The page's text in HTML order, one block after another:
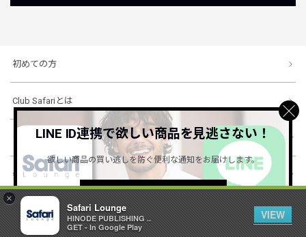
×
Safari Lounge
HINODE PUBLISHING ..
GET - In Google Play
VIEW
初めての方
Club Safariとは
ショッピングガイド
会社概要・規約
© 1996-2026 HINODE PUBLISHING co., ltd. All Rights Reserved.
LINE ID連携で欲しい商品を見逃さない！
欲しい商品の買い逃しを防ぐ便利な通知をお届けします。
詳しくはこちら ＞